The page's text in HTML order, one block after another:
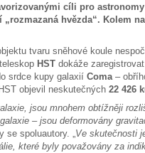
cíli pro
hvězda“. Kolem
tvaru sněhové koule
HST dokáže
srdce kupy galaxií Coma–
objevil neskutečných 22 426
jsou mnohem obtížněji
– jsou deformovány
se spoluautory. „Ve skutečnosti
které byly považovány za